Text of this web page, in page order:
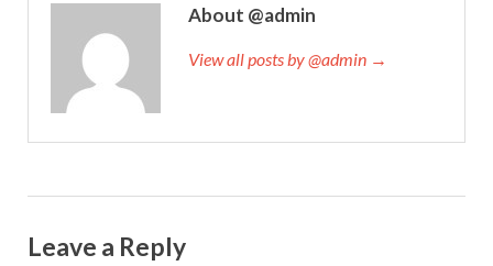
About @admin
View all posts by @admin →
Leave a Reply